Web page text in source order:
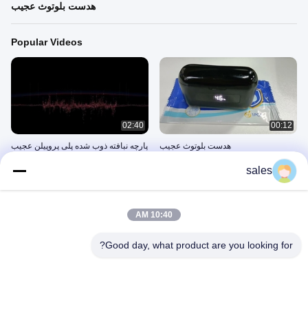
هدست بلوتوث عجیب
Popular Videos
00:12
هدست بلوتوث عجیب
April 13, 2022
02:40
پارچه نبافته ذوب شده پلی پروپیلن عجیب
Recent Videos
sales
10:40 AM
Good day, what product are you looking for?